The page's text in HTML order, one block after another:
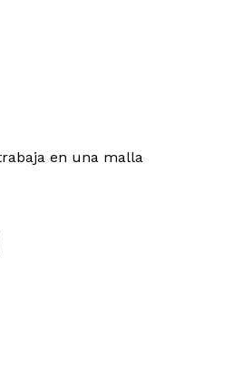
en una malla